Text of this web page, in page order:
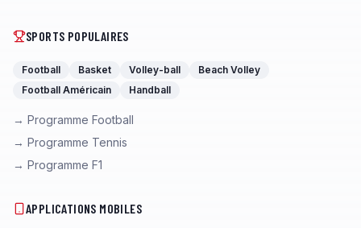
SPORTS POPULAIRES
Football Basket Volley-ball
Beach Volley
Football Américain
Handball
→ Programme Football
→ Programme Tennis
→ Programme F1
APPLICATIONS MOBILES